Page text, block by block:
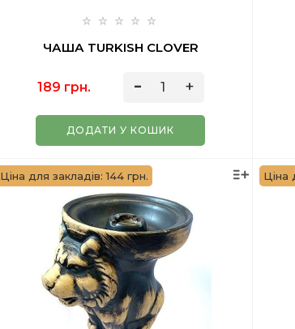
ЧАША TURKISH CLOVER
189 грн.
ДОДАТИ У КОШИК
Ціна для закладів: 144 грн. Ціна